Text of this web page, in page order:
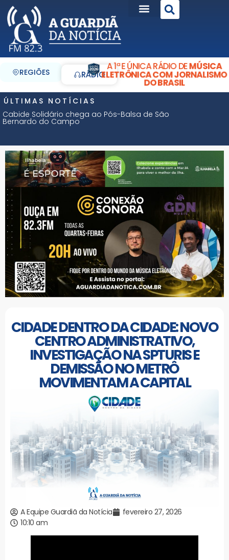
REGIÕES RÁDIO
A 1ª E ÚNICA RÁDIO DEMÚSICA
ELETRÔNICA COM JORNALISMO
DO BRASIL
ÚLTIMAS NOTÍCIAS
Cabide Solidário chega ao Pós-Balsa de São
Bernardo do Campo
CIDADE DENTRO DA CIDADE: NOVO
CENTRO ADMINISTRATIVO,
INVESTIGAÇÃO NA SPTURIS E
DEMISSÃO NO METRÔ
MOVIMENTAM A CAPITAL
A Equipe Guardiã da Notícia
fevereiro 27, 2026
10:10 am